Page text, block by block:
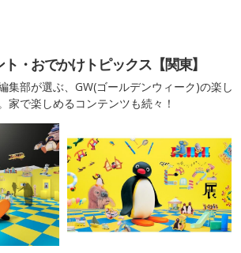
・おでかけトピックス【関東】
集部が選ぶ、GW(ゴールデンウィーク)の楽し
家で楽しめるコンテンツも続々！